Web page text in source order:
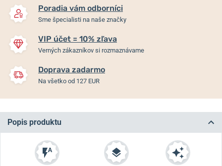
Poradia vám odborníci
Sme špecialisti na naše značky
VIP účet = 10% zľava
Verných zákazníkov si rozmaznávame
Doprava zadarmo
Na všetko od 127 EUR
Popis produktu